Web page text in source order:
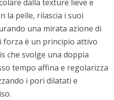
dalla texture lieve e
la pelle, rilascia i suoi
una mirata azione di
è un principio attivo
che svolge una doppia
tempo affina e regolarizza
i pori dilatati e